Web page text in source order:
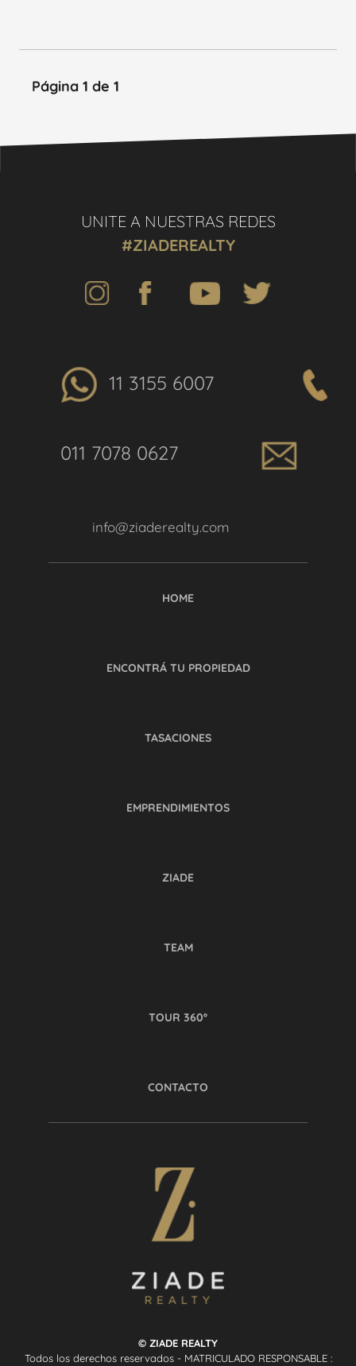
Página 1 de 1
UNITE A NUESTRAS REDES
#ZIADEREALTY
11 3155 6007
011 7078 0627
info@ziaderealty.com
HOME
ENCONTRÁ TU PROPIEDAD
TASACIONES
EMPRENDIMIENTOS
ZIADE
TEAM
TOUR 360º
CONTACTO
© ZIADE REALTY
Todos los derechos reservados - MATRICULADO RESPONSABLE :